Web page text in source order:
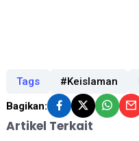
Tags #Keislaman
Bagikan:
Artikel Terkait